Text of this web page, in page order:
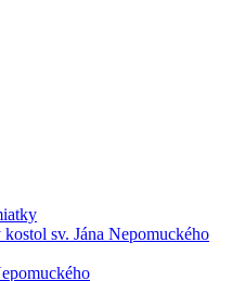
sv. Jána Nepomuckého